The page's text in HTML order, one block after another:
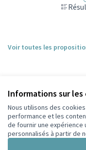
Informations sur
Nous utilisons des
performance et les
de fournir une expérience
personnalisés à partir de
Voir toutes les
Conditions d'utilisation